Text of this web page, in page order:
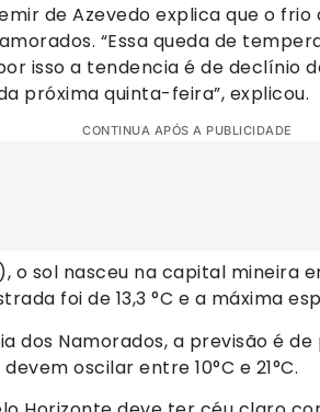
de Azevedo explica que o frio
“Essa queda de
isso a tendencia é de declínio
próxima quinta-feira”, explicou.
CONTINUA APÓS A PUBLICIDADE
o sol nasceu na capital mineira
foi de 13,3 °C e a máxima
dos Namorados, a previsão é
oscilar entre 10°C e 21°C.